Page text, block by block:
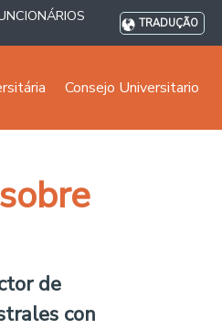
TRADUÇÃO
Consejo Universitario
de
con